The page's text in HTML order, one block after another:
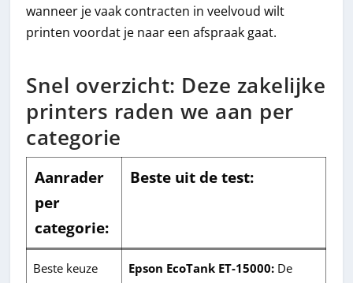
wanneer je vaak contracten in veelvoud wilt
printen voordat je naar een afspraak gaat.
Snel overzicht: Deze zakelijke
printers raden we aan per
categorie
Aanrader
per
categorie:
Beste uit de test:
Beste keuze
Epson EcoTank ET-15000: De